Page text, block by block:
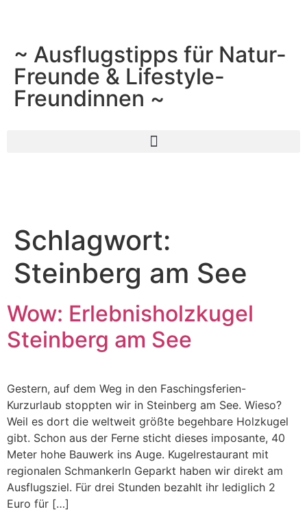
~ Ausflugstipps für Natur-
Freunde & Lifestyle-
Freundinnen ~
Schlagwort:
Steinberg am See
Wow: Erlebnisholzkugel
Steinberg am See
Gestern, auf dem Weg in den Faschingsferien-
Kurzurlaub stoppten wir in Steinberg am See. Wieso?
Weil es dort die weltweit größte begehbare Holzkugel
gibt. Schon aus der Ferne sticht dieses imposante, 40
Meter hohe Bauwerk ins Auge. Kugelrestaurant mit
regionalen Schmankerln Geparkt haben wir direkt am
Ausflugsziel. Für drei Stunden bezahlt ihr lediglich 2
Euro für […]